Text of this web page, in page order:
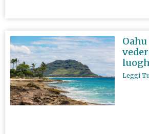
Leggi